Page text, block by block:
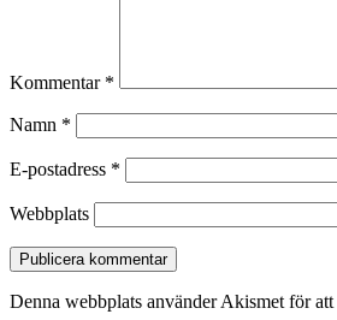
Kommentar *
Namn *
E-postadress *
Webbplats
Denna webbplats använder Akismet för